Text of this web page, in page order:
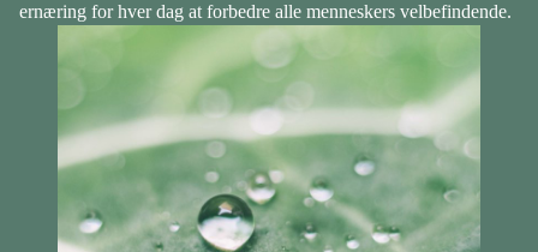
ernæring for hver dag at forbedre alle menneskers velbefindende.